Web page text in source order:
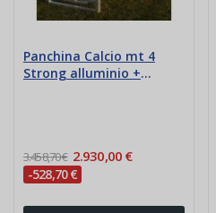
Panchina Calcio mt 4
Strong alluminio +
3.458,70 € 2.930,00 €
-528,70 €